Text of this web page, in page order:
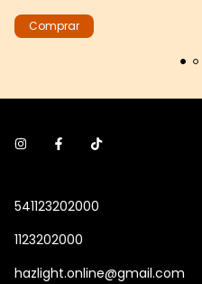
541123202000
1123202000
hazlight.online@gmail.com